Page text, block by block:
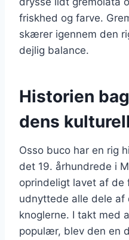
friskhed og farve.
skærer igennem den
dejlig balance.
Historien
dens
Osso buco har en rig
det 19. århundrede i
oprindeligt lavet af de
udnyttede alle dele af
knoglerne. I takt med
populær, blev den en